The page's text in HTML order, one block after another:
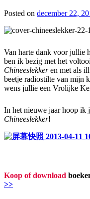
Posted on december 22,
Van harte dank voor jullie
ben ik bezig met het
Chineeslekkeren met als
beetje radiostilte van mijn
wens jullie een Vrolijke
In het nieuwe jaar hoop ik
Chineeslekker!
Koop of download
>>